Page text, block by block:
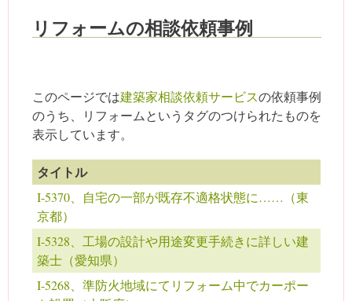
リフォームの相談依頼事例
このページでは建築家相談依頼サービスの依頼事例
のうち、リフォームというタグのつけられたものを
表示しています。
タイトル
I-5370、自宅の一部が既存不適格状態に……（東
京都）
I-5328、工場の設計や用途変更手続きに詳しい建
築士（愛知県）
I-5268、準防火地域にてリフォーム中でカーポー